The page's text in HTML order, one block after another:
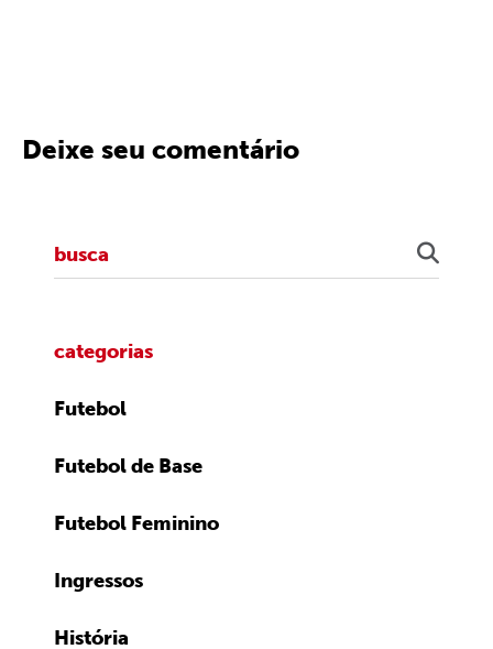
Deixe seu comentário
categorias
Futebol
Futebol de Base
Futebol Feminino
Ingressos
História